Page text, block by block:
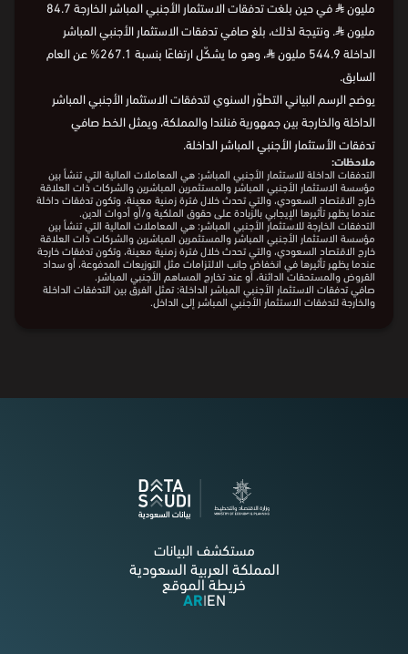
مليون⃁
في حين بلغت تدفقات الاستثمار الأجنبي المباشر الخارجة 84.7
مليون⃁. ونتيجة لذلك، بلغ صافي تدفقات الاستثمار الأجنبي المباشر
الداخلة 544.9 مليون
⃁
، وهو ما يشكّل ارتفاعًا بنسبة 267.1% عن العام
السابق.
يوضح الرسم البياني التطوّر السنوي لتدفقات الاستثمار الأجنبي المباشر
الداخلة والخارجة بين جمهورية فنلندا والمملكة، ويمثل الخط صافي
تدفقات الأستثمار الأجنبي المباشر الداخلة.
ملاحظات:
التدفقات الداخلة للاستثمار الأجنبي المباشر: هي المعاملات المالية التي تنشأ بين
مؤسسة الاستثمار الأجنبي المباشر والمستثمرين المباشرين والشركات ذات العلاقة
خارج الاقتصاد السعودي، والتي تحدث خلال فترة زمنية معينة، وتكون تدفقات داخلة
عندما يظهر تأثيرها الإيجابي بالزيادة على حقوق الملكية و/أو أدوات الدين.
التدفقات الخارجة للاستثمار الأجنبي المباشر: هي المعاملات المالية التي تنشأ بين
مؤسسة الاستثمار الأجنبي المباشر والمستثمرين المباشرين والشركات ذات العلاقة
خارج الاقتصاد السعودي، والتي تحدث خلال فترة زمنية معينة، وتكون تدفقات خارجة
عندما يظهر تأثيرها في انخفاض جانب الالتزامات مثل التوزيعات المدفوعة، أو سداد
القروض والمستحقات الدائنة، أو عند تخارج المساهم الأجنبي المباشر.
صافي تدفقات الاستثمار الأجنبي المباشر الداخلة: تمثل الفرق بين التدفقات الداخلة
والخارجة لتدفقات الاستثمار الأجنبي المباشر إلى الداخل.
مستكشف البيانات
المملكة العربية السعودية
خريطة الموقع
EN
|
AR